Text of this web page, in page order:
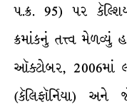
પ.ક્ર. 95) પર
ક્રમાંકનું તત્ત્વ મેળવ્યું
ઑક્ટોબર, 2006માં
(કૅલિફૉર્નિયા) અને